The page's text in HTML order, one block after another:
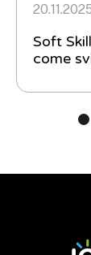
Soft
come